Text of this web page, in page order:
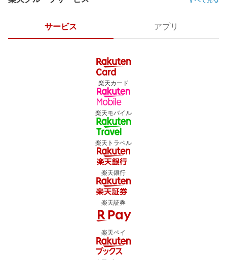
サービス アプリ
楽天カード
楽天モバイル
楽天トラベル
楽天銀行
楽天証券
楽天ペイ